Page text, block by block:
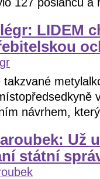
LIDEM
takzvané
návrhem,
Už
státní